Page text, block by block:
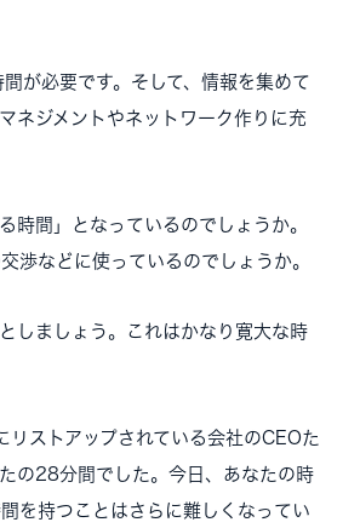
が必要です。そして、情報を集めて
ネジメントやネットワーク作りに充
時間」となっているのでしょうか。
渉などに使っているのでしょうか。
しましょう。これはかなり寛大な時
ストアップされている会社のCEOた
の28分間でした。今日、あなたの時
を持つことはさらに難しくなってい